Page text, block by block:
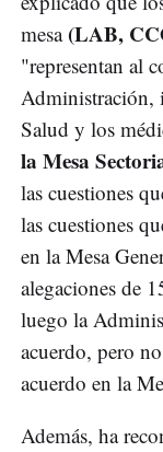
mesa (LAB,
"representan al
Administración,
Salud y los
la Mesa
las cuestiones
las cuestiones
en la Mesa
alegaciones de
luego la
acuerdo, pero
acuerdo en la
Además, ha